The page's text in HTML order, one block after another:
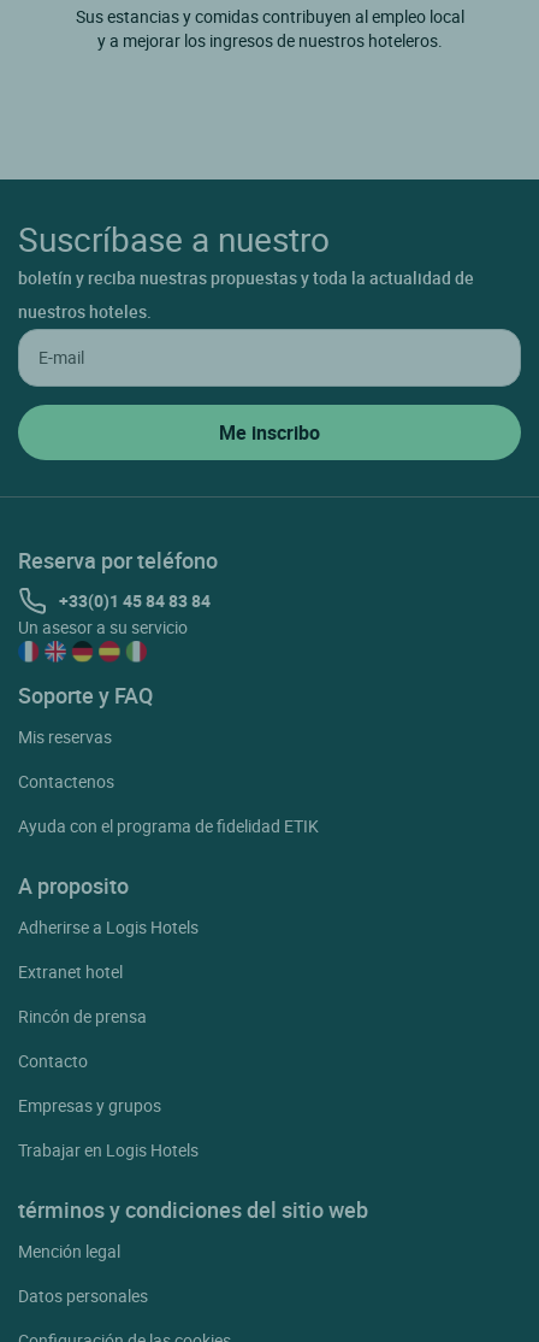
Sus estancias y comidas contribuyen al empleo local
y a mejorar los ingresos de nuestros hoteleros.
Suscríbase a nuestro
boletín y reciba nuestras propuestas y toda la actualidad de
nuestros hoteles.
Reserva por teléfono
+33(0)1 45 84 83 84
Un asesor a su servicio
Soporte y FAQ
Mis reservas
Contactenos
Ayuda con el programa de fidelidad ETIK
A proposito
Adherirse a Logis Hotels
Extranet hotel
Rincón de prensa
Contacto
Empresas y grupos
Trabajar en Logis Hotels
términos y condiciones del sitio web
Mención legal
Datos personales